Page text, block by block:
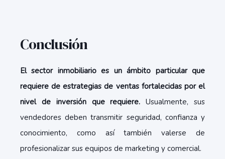
Conclusión
El sector inmobiliario es un ámbito particular que
requiere de estrategias de ventas fortalecidas por el
nivel de inversión que requiere.Usualmente, sus
vendedores deben transmitir seguridad, confianza y
conocimiento, como así también valerse de
profesionalizar sus equipos de marketing y comercial.